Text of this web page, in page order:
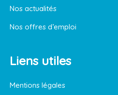
Nos actualités
Nos offres d’emploi
Liens utiles
Mentions légales